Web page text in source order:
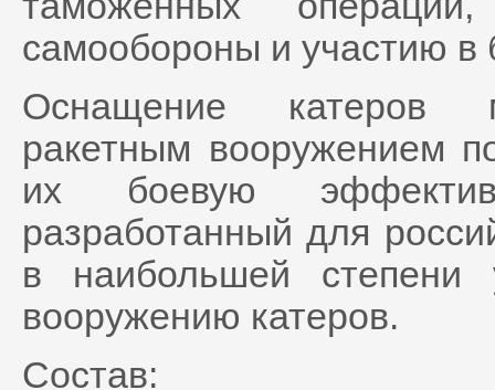
самообороны и участию в
Оснащение катеров
ракетным вооружением
их боевую
разработанный для
в наибольшей степени
вооружению катеров.
Состав: